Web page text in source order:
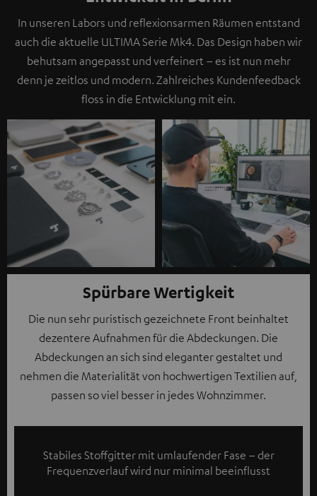
In unseren Labors und reflexionsarmen Räumen entstand
auch die aktuelle ULTIMA Serie Mk4. Das Design haben wir
behutsam angepasst und verfeinert – es ist nun mehr
denn je zeitlos und modern. Zahlreiches Kundenfeedback
floss in die Entwicklung mit ein.
Spürbare Wertigkeit
Die nun sehr puristisch gezeichnete Front beinhaltet
dezentere Aufnahmen für die Abdeckungen. Die
Abdeckungen an sich sind eleganter gestaltet und
nehmen die Materialität von hochwertigen Textilien auf,
passen so viel besser in jedes Wohnzimmer.
Stabiles Stoffgitter mit umlaufender Fase – der
Frequenzverlauf wird nur minimal beeinflusst